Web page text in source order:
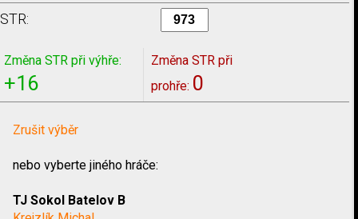
STR:
Změna STR při výhře:
+16
Změna STR při
prohře: 0
Zrušit výběr
nebo vyberte jiného hráče:
TJ Sokol Batelov B